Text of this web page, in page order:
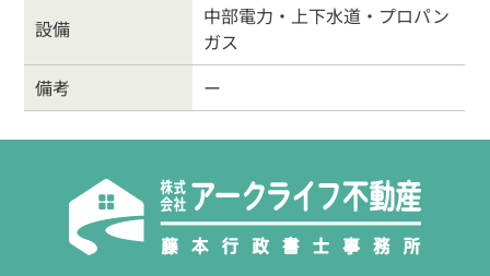
設備
中部電力・上下水道・プロパン
ガス
備考
ー